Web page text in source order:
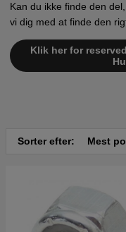
Kan du ikke finde den
vi dig med at finde den
Klik her for
Sorter efter: Mest